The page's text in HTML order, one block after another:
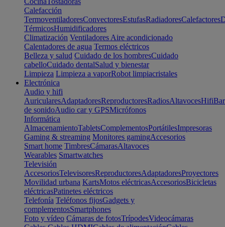
Calefacción
TermoventiladoresConvectoresEstufasRadiadoresCalefactores
TérmicosHumidificadores
Climatización Ventiladores Aire acondicionado
Calentadores de agua Termos eléctricos
Belleza y salud Cuidado de los hombresCuidado
cabelloCuidado dentalSalud y bienestar
Limpieza Limpieza a vaporRobot limpiacristales
Electrónica
Audio y hifi
AuricularesAdaptadoresReproductoresRadiosAltavocesHifi
de sonidoAudio car y GPSMicrófonos
Informática
AlmacenamientoTabletsComplementosPortátilesImpresoras
Gaming & streaming Monitores gamingAccesorios
Smart home TimbresCámarasAltavoces
Wearables Smartwatches
Televisión
AccesoriosTelevisoresReproductoresAdaptadoresProyectores
Movilidad urbana KartsMotos eléctricasAccesoriosBicicletas
eléctricasPatinetes eléctricos
Telefonía Teléfonos fijosGadgets y
complementosSmartphones
Foto y vídeo Cámaras de fotosTrípodesVideocámaras